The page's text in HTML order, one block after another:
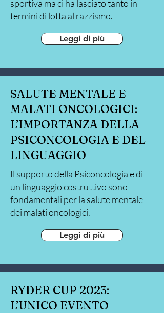
sportiva ma ci ha lasciato tanto in
termini di lotta al razzismo.
Leggi di più
SALUTE MENTALE E
MALATI ONCOLOGICI:
L’IMPORTANZA DELLA
PSICONCOLOGIA E DEL
LINGUAGGIO
Il supporto della Psiconcologia e di
un linguaggio costruttivo sono
fondamentali per la salute mentale
dei malati oncologici.
Leggi di più
RYDER CUP 2023:
L’UNICO EVENTO